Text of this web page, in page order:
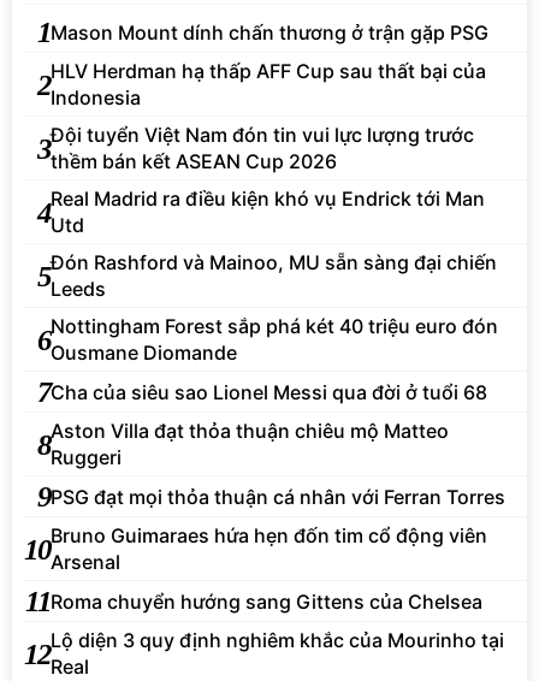
1Mason Mount dính chấn thương ở trận gặp PSG
2HLV Herdman hạ thấp AFF Cup sau thất bại của
Indonesia
3Đội tuyển Việt Nam đón tin vui lực lượng trước
thềm bán kết ASEAN Cup 2026
4Real Madrid ra điều kiện khó vụ Endrick tới Man
Utd
5Đón Rashford và Mainoo, MU sẵn sàng đại chiến
Leeds
6Nottingham Forest sắp phá két 40 triệu euro đón
Ousmane Diomande
7Cha của siêu sao Lionel Messi qua đời ở tuổi 68
8Aston Villa đạt thỏa thuận chiêu mộ Matteo
Ruggeri
9PSG đạt mọi thỏa thuận cá nhân với Ferran Torres
10Bruno Guimaraes hứa hẹn đốn tim cổ động viên
Arsenal
11Roma chuyển hướng sang Gittens của Chelsea
12Lộ diện 3 quy định nghiêm khắc của Mourinho tại
Real